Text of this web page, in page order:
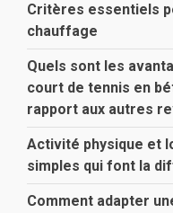
Critères essentiels
chauffage
Quels sont les
court de tennis en
rapport aux autres
Activité physique et
simples qui font la
Comment adapter